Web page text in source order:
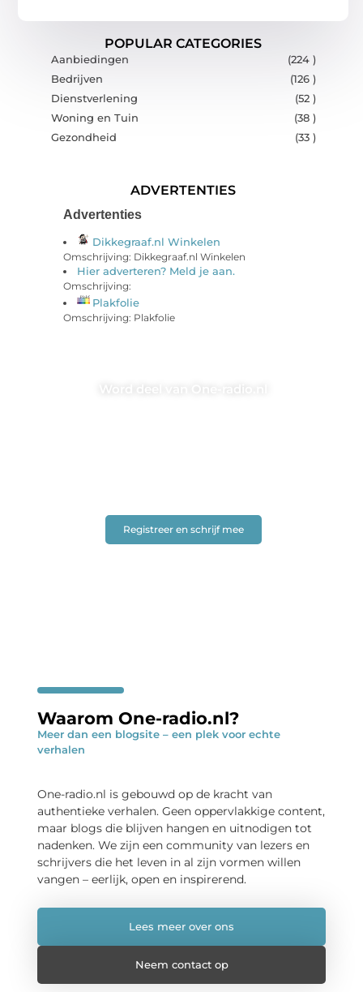
POPULAR CATEGORIES
Aanbiedingen
(224 )
Bedrijven
(126 )
Dienstverlening
(52 )
Woning en Tuin
(38 )
Gezondheid
(33 )
ADVERTENTIES
Advertenties
Dikkegraaf.nl Winkelen
Omschrijving: Dikkegraaf.nl Winkelen
Hier adverteren? Meld je aan.
Omschrijving:
Plakfolie
Omschrijving: Plakfolie
Word deel van One-radio.nl
Registreer en schrijf mee
Waarom One-radio.nl?
Meer dan een blogsite – een plek voor echte
verhalen
One-radio.nl is gebouwd op de kracht van
authentieke verhalen. Geen oppervlakkige content,
maar blogs die blijven hangen en uitnodigen tot
nadenken. We zijn een community van lezers en
schrijvers die het leven in al zijn vormen willen
vangen – eerlijk, open en inspirerend.
Lees meer over ons
Neem contact op